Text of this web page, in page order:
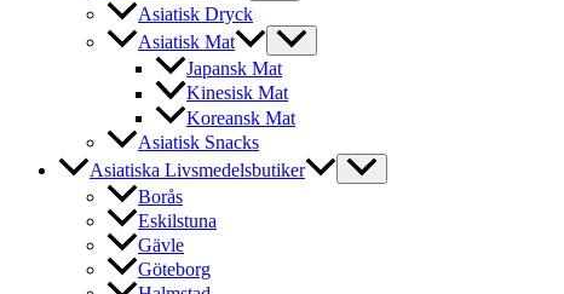
Asiatisk Dryck
Asiatisk Mat
Japansk Mat
Kinesisk Mat
Koreansk Mat
Asiatisk Snacks
Asiatiska Livsmedelsbutiker
Borås
Eskilstuna
Gävle
Göteborg